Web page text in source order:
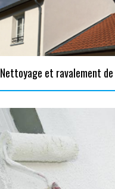
Nettoyage et ravalement